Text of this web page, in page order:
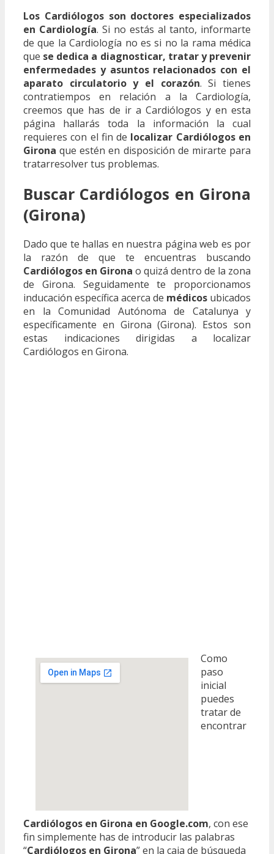
Los Cardiólogos son doctores especializados
en Cardiología. Si no estás al tanto, informarte
de que la Cardiología no es si no la rama médica
que se dedica a diagnosticar, tratar y prevenir
enfermedades y asuntos relacionados con el
aparato circulatorio y el corazón. Si tienes
contratiempos en relación a la Cardiología,
creemos que has de ir a Cardiólogos y en esta
página hallarás toda la información la cual
requieres con el fin de localizar Cardiólogos en
Girona que estén en disposición de mirarte para
tratarresolver tus problemas.
Buscar Cardiólogos en Girona
(Girona)
Dado que te hallas en nuestra página web es por
la razón de que te encuentras buscando
Cardiólogos en Girona o quizá dentro de la zona
de Girona. Seguidamente te proporcionamos
inducación específica acerca de médicos ubicados
en la Comunidad Autónoma de Catalunya y
específicamente en Girona (Girona). Estos son
estas indicaciones dirigidas a localizar
Cardiólogos en Girona.
Como
paso
inicial
puedes
tratar de
encontrar
Cardiólogos en Girona en Google.com, con ese
fin simplemente has de introducir las palabras
“Cardiólogos en Girona” en la caja de búsqueda